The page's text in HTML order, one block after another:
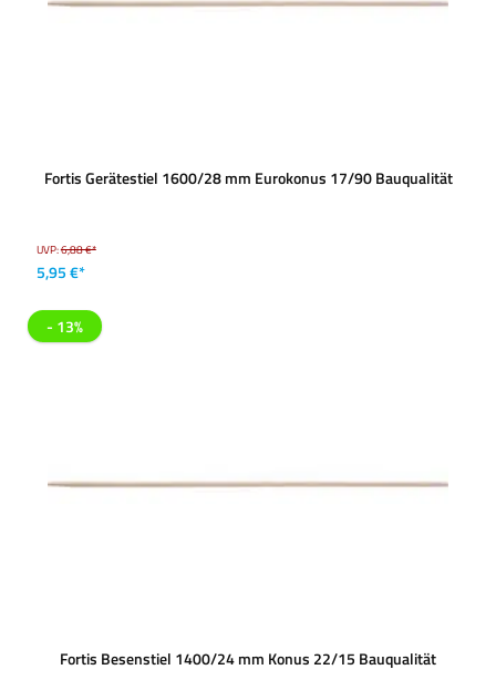
Fortis Gerätestiel 1600/28 mm Eurokonus 17/90 Bauqualität
UVP:6,88 €*
5,95 €*
- 13%
Fortis Besenstiel 1400/24 mm Konus 22/15 Bauqualität